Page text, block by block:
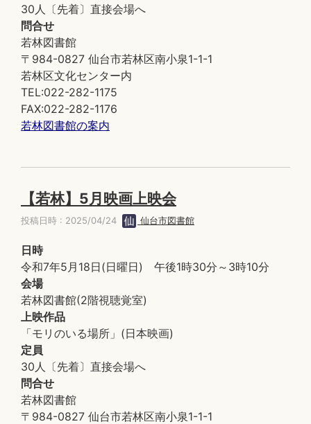
30人〔先着〕直接会場へ
問合せ
若林図書館
〒984-0827 仙台市若林区南小泉1-1-1
若林区文化センター内
TEL:022-282-1175
FAX:022-282-1176
若林図書館の案内
【若林】5月映画上映会
投稿日時 : 2025/04/24 仙台市図書館
日時
令和7年5月18日(日曜日) 午後1時30分～3時10分
会場
若林図書館(2階視聴覚室)
上映作品
「モリのいる場所」(日本映画)
定員
30人〔先着〕直接会場へ
問合せ
若林図書館
〒984-0827 仙台市若林区南小泉1-1-1